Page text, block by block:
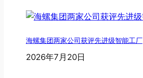
海螺集团两家公司获评先进级智能工厂
2026年7月20日